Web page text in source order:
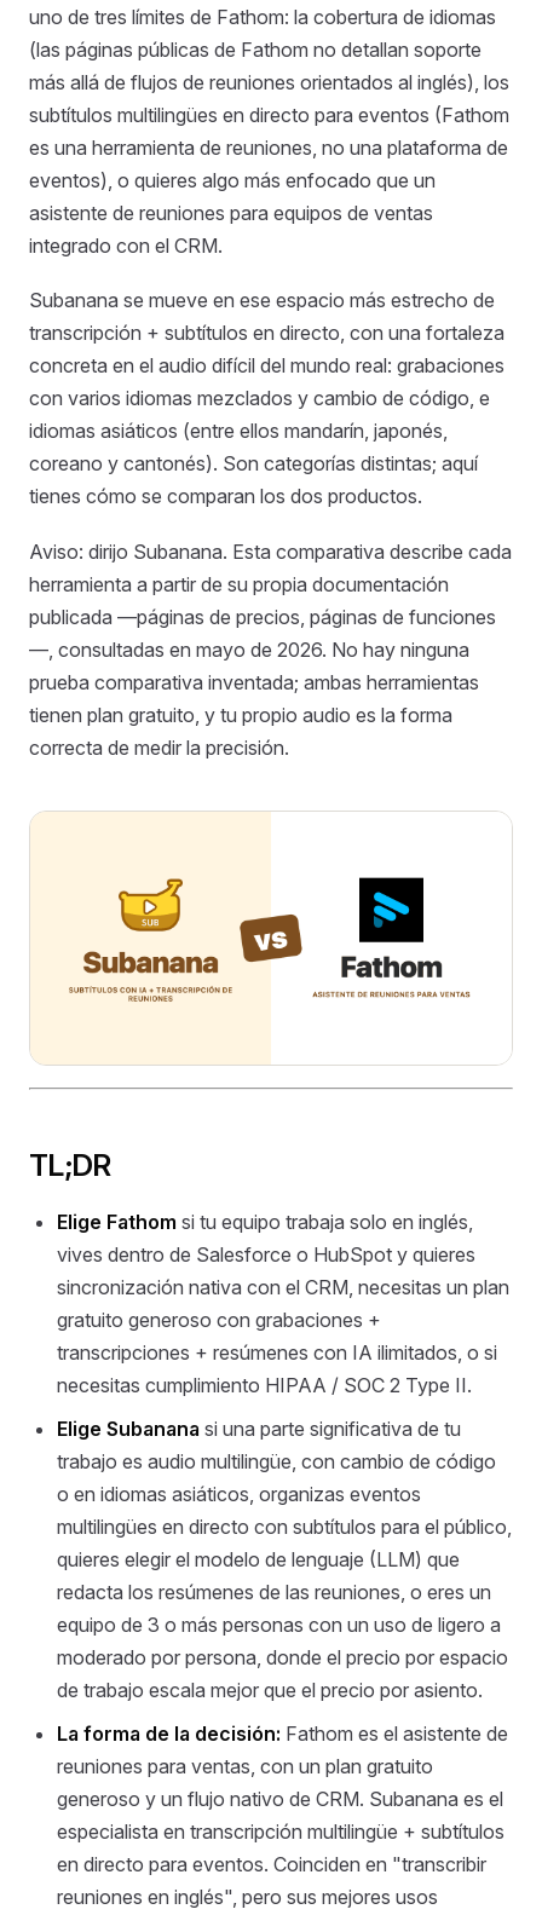
uno de tres límites de Fathom: la cobertura de idiomas
(las páginas públicas de Fathom no detallan soporte
más allá de flujos de reuniones orientados al inglés), los
subtítulos multilingües en directo para eventos (Fathom
es una herramienta de reuniones, no una plataforma de
eventos), o quieres algo más enfocado que un
asistente de reuniones para equipos de ventas
integrado con el CRM.
Subanana se mueve en ese espacio más estrecho de
transcripción + subtítulos en directo, con una fortaleza
concreta en el audio difícil del mundo real: grabaciones
con varios idiomas mezclados y cambio de código, e
idiomas asiáticos (entre ellos mandarín, japonés,
coreano y cantonés). Son categorías distintas; aquí
tienes cómo se comparan los dos productos.
Aviso: dirijo Subanana. Esta comparativa describe cada
herramienta a partir de su propia documentación
publicada —páginas de precios, páginas de funciones
—, consultadas en mayo de 2026. No hay ninguna
prueba comparativa inventada; ambas herramientas
tienen plan gratuito, y tu propio audio es la forma
correcta de medir la precisión.
TL;DR
Elige Fathom si tu equipo trabaja solo en inglés,
vives dentro de Salesforce o HubSpot y quieres
sincronización nativa con el CRM, necesitas un plan
gratuito generoso con grabaciones +
transcripciones + resúmenes con IA ilimitados, o si
necesitas cumplimiento HIPAA / SOC 2 Type II.
Elige Subanana si una parte significativa de tu
trabajo es audio multilingüe, con cambio de código
o en idiomas asiáticos, organizas eventos
multilingües en directo con subtítulos para el público,
quieres elegir el modelo de lenguaje (LLM) que
redacta los resúmenes de las reuniones, o eres un
equipo de 3 o más personas con un uso de ligero a
moderado por persona, donde el precio por espacio
de trabajo escala mejor que el precio por asiento.
La forma de la decisión: Fathom es el asistente de
reuniones para ventas, con un plan gratuito
generoso y un flujo nativo de CRM. Subanana es el
especialista en transcripción multilingüe + subtítulos
en directo para eventos. Coinciden en "transcribir
reuniones en inglés", pero sus mejores usos